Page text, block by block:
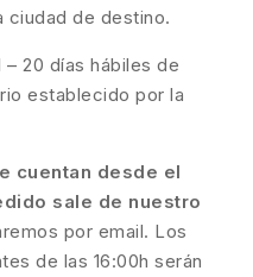
ciudad de destino.
20 días hábiles de
establecido por la
cuentan desde el
sale de nuestro
por email. Los
de las 16:00h serán